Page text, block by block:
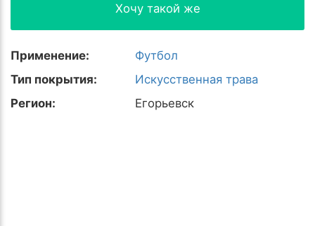
Хочу такой же
Применение:
Футбол
Тип покрытия:
Искусственная трава
Регион:
Егорьевск